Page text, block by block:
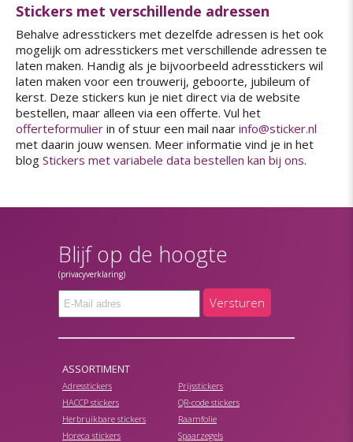
Stickers met verschillende adressen
Behalve adresstickers met dezelfde adressen is het ook
mogelijk om adresstickers met verschillende adressen te
laten maken. Handig als je bijvoorbeeld adresstickers wil
laten maken voor een trouwerij, geboorte, jubileum of
kerst. Deze stickers kun je niet direct via de website
bestellen, maar alleen via een offerte. Vul het
offerteformulier in of stuur een mail naar info@sticker.nl
met daarin jouw wensen. Meer informatie vind je in het
blog Stickers met variabele data bestellen kan bij ons.
Blijf op de hoogte
(privacyverklaring)
Versturen
ASSORTIMENT
Adresstickers
HACCP stickers
Herbruikbare stickers
Horeca stickers
Prijsstickers
QR-code stickers
Raamfolie
Spaarzegels